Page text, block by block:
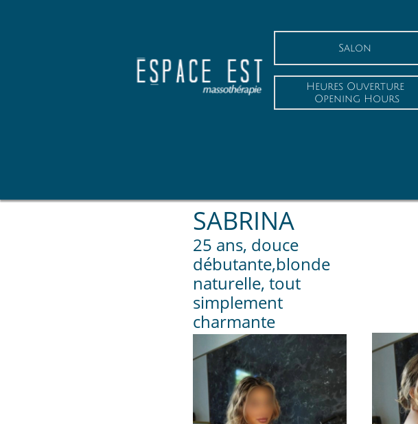
Salon
Heures Ouverture
Opening Hours
SABRINA
25 ans, douce
débutante,blonde
naturelle, tout
simplement
charmante